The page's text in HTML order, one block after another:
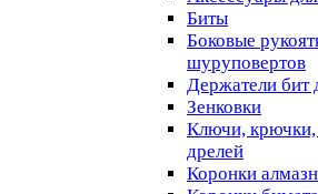
Биты
Боковые
шуруповертов
Держатели бит
Зенковки
Ключи, крючки,
дрелей
Коронки